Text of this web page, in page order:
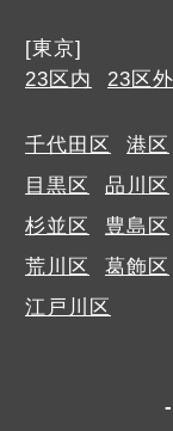
[東京]
23区内
23区外
千代田区 港区
目黒区
品川区
杉並区
豊島区
荒川区
葛飾区
江戸川区